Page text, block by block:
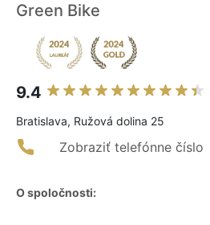
Green Bike
9.4
Bratislava, Ružová dolina 25
Zobraziť telefónne číslo
O spoločnosti: